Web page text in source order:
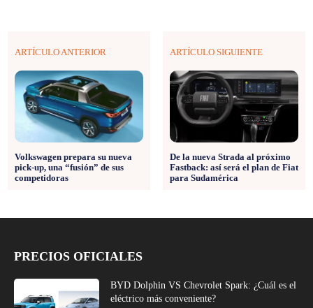
ARTÍCULO ANTERIOR
Volkswagen prepara su nueva
pick-up, una “fusión” de sus
competidoras
ARTÍCULO SIGUIENTE
De la nueva Strada al próximo
Fastback: así será el plan de Fiat
para Sudamérica
PRECIOS OFICIALES
BYD Dolphin VS Chevrolet Spark: ¿Cuál es el
eléctrico más conveniente?